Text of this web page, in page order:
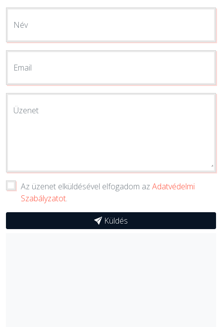
Név
Email
Üzenet
Az üzenet elküldésével elfogadom az Adatvédelmi
Szabályzatot.
Küldés